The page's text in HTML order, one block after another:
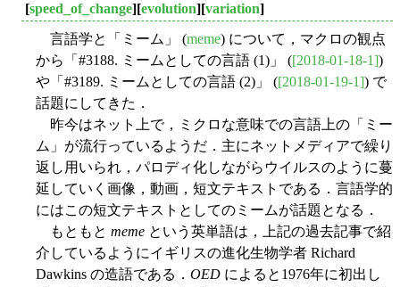
[speed_of_change][evolution][variation]
言語学と「ミーム」 (meme) について，マクロの観点
から「#3188. ミームとしての言語 (1)」 ([2018-01-18-1])
や「#3189. ミームとしての言語 (2)」 ([2018-01-19-1]) で
話題にしてきた．
昨今はネット上で，ミクロな意味での言語上の「ミー
ム」が流行っているようだ．主にネットメディアで繰り
返し用いられ，パロディ化しながらウイルスのように蔓
延していく画像，動画，短文テキストである．言語学的
にはこの短文テキストとしてのミームが話題となる．
もともと meme という英単語は，上記の過去記事で紹
介しているようにイギリスの進化生物学者 Richard
Dawkins の造語である． OED によると1976年に初出し